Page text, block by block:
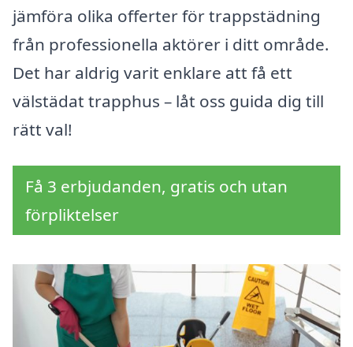
jämföra olika offerter för trappstädning
från professionella aktörer i ditt område.
Det har aldrig varit enklare att få ett
välstädat trapphus – låt oss guida dig till
rätt val!
Få 3 erbjudanden, gratis och utan
förpliktelser